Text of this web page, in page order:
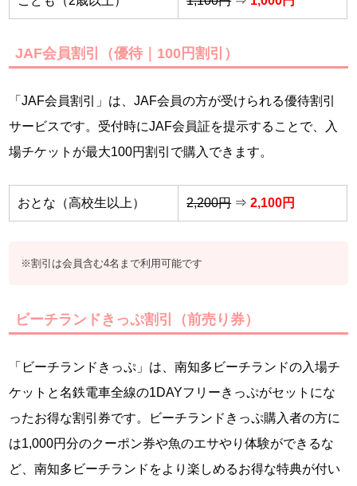
JAF会員割引（優待｜100円割引）
「JAF会員割引」は、JAF会員の方が受けられる優待割引
サービスです。受付時にJAF会員証を提示することで、入
場チケットが最大100円割引で購入できます。
おとな（高校生以上） 2,200円⇒2,100円
※割引は会員含む4名まで利用可能です
ビーチランドきっぷ割引（前売り券）
「ビーチランドきっぷ」は、南知多ビーチランドの入場チ
ケットと名鉄電車全線の1DAYフリーきっぷがセットにな
ったお得な割引券です。ビーチランドきっぷ購入者の方に
は1,000円分のクーポン券や魚のエサやり体験ができるな
ど、南知多ビーチランドをより楽しめるお得な特典が付い